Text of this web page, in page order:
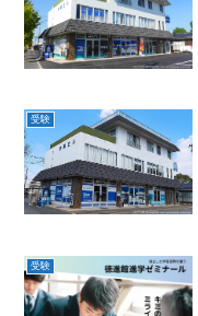
受験
受験